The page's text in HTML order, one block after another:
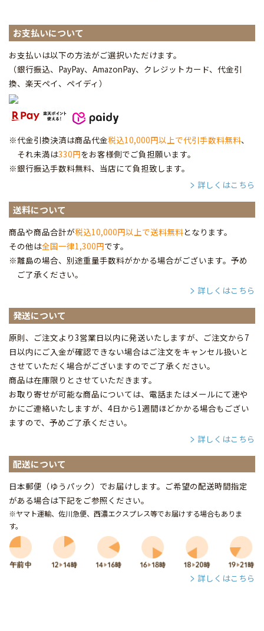
お支払いについて
お支払いは以下の方法がご選択いただけます。
（銀行振込、PayPay、AmazonPay、クレジットカード、代金引
換、楽天ペイ、ペイディ ）
※代金引換決済は商品代金税込10,000円以上で代引手数料無料、
それ未満は330円をお客様側でご負担願います。
※銀行振込手数料無料、当店にて負担致します。
詳しくはこちら
送料について
商品や商品合計が税込10,000円以上で送料無料となります。
その他は全国一律1,300円です。
※離島の場合、別途重量手数料がかかる場合がございます。予め
ご了承ください。
詳しくはこちら
発送について
原則、ご注文より3営業日以内に発送いたしますが、ご注文から7
日以内にご入金が確認できない場合はご注文をキャンセル扱いと
させていただく場合がございますのでご了承ください。
商品は在庫限りとさせていただきます。
お取り寄せが可能な商品については、電話またはメールにて速や
かにご連絡いたしますが、4日から1週間ほどかかる場合もござい
ますので、予めご了承ください。
詳しくはこちら
配送について
日本郵便（ゆうパック）でお届けします。ご希望の配送時間指定
がある場合は下記をご参照ください。
※ヤマト運輸、佐川急便、西濃エクスプレス等でお届けする場合もありま
す。
詳しくはこちら